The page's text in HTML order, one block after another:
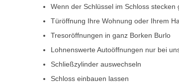
Wenn der Schlüssel im Schloss stecken
Türöffnung Ihre Wohnung oder Ihrem
Tresoröffnungen in ganz Borken Burlo
Lohnenswerte Autoöffnungen nur bei
Schließzylinder auswechseln
Schloss einbauen lassen